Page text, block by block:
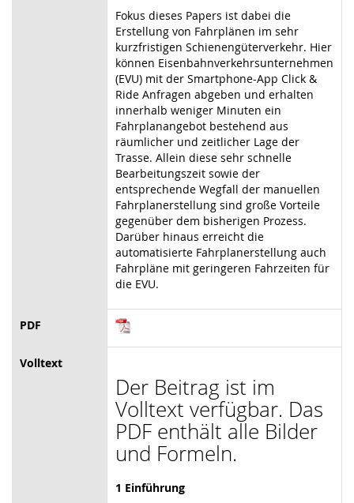
Fokus dieses Papers ist dabei die
Erstellung von Fahrplänen im sehr
kurzfristigen Schienengüterverkehr. Hier
können Eisenbahnverkehrsunternehmen
(EVU) mit der Smartphone-App Click &
Ride Anfragen abgeben und erhalten
innerhalb weniger Minuten ein
Fahrplanangebot bestehend aus
räumlicher und zeitlicher Lage der
Trasse. Allein diese sehr schnelle
Bearbeitungszeit sowie der
entsprechende Wegfall der manuellen
Fahrplanerstellung sind große Vorteile
gegenüber dem bisherigen Prozess.
Darüber hinaus erreicht die
automatisierte Fahrplanerstellung auch
Fahrpläne mit geringeren Fahrzeiten für
die EVU.
PDF
Volltext
Der Beitrag ist im
Volltext verfügbar. Das
PDF enthält alle Bilder
und Formeln.
1 Einführung